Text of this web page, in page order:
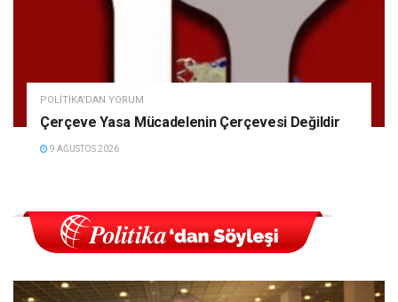
POLITIKA'DAN YORUM
Çerçeve Yasa Mücadelenin Çerçevesi Değildir
9 AĞUSTOS 2026